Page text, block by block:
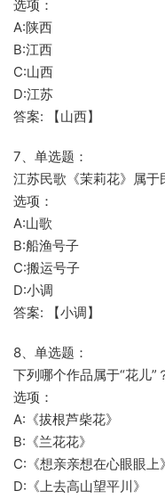
选项：
A:陕西
B:江西
C:山西
D:江苏
答案: 【山西】
7、单选题：
江苏民歌《茉莉花》属于
选项：
A:山歌
B:船渔号子
C:搬运号子
D:小调
答案: 【小调】
8、单选题：
下列哪个作品属于“花儿”
选项：
A:《拔根芦柴花》
B:《兰花花》
C:《想亲亲想在心眼眼上》
D:《上去高山望平川》